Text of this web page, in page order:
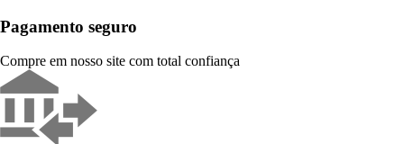
Pagamento seguro
Compre em nosso site com total confiança